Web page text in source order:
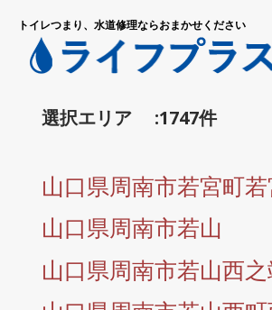
トイレつまり、水道修理ならおまかせください
選択エリア :1747件
山口県周南市若宮町
山口県周南市若山
山口県周南市若山西